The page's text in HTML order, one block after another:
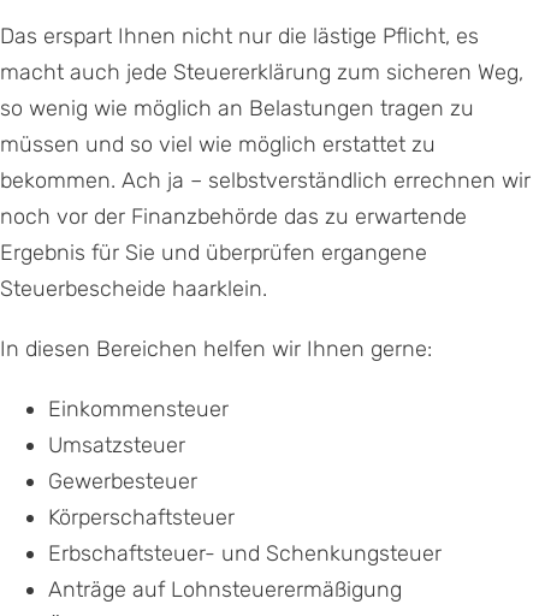
Das erspart Ihnen nicht nur die lästige Pflicht, es
macht auch jede Steuererklärung zum sicheren Weg,
so wenig wie möglich an Belastungen tragen zu
müssen und so viel wie möglich erstattet zu
bekommen. Ach ja – selbstverständlich errechnen wir
noch vor der Finanzbehörde das zu erwartende
Ergebnis für Sie und überprüfen ergangene
Steuerbescheide haarklein.
In diesen Bereichen helfen wir Ihnen gerne:
Einkommensteuer
Umsatzsteuer
Gewerbesteuer
Körperschaftsteuer
Erbschaftsteuer- und Schenkungsteuer
Anträge auf Lohnsteuerermäßigung